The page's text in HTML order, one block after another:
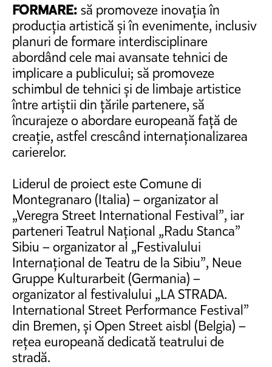
FORMARE: să promoveze inovația în
producția artistică și în evenimente, inclusiv
planuri de formare interdisciplinare
abordând cele mai avansate tehnici de
implicare a publicului; să promoveze
schimbul de tehnici și de limbaje artistice
între artiștii din țările partenere, să
încurajeze o abordare europeană față de
creație, astfel crescând internaționalizarea
carierelor.
Liderul de proiect este Comune di
Montegranaro (Italia) – organizator al
„Veregra Street International Festival”, iar
parteneri Teatrul Național „Radu Stanca”
Sibiu – organizator al „Festivalului
Internațional de Teatru de la Sibiu”, Neue
Gruppe Kulturarbeit (Germania) –
organizator al festivalului „LA STRADA.
International Street Performance Festival”
din Bremen, și Open Street aisbl (Belgia) –
rețea europeană dedicată teatrului de
stradă.